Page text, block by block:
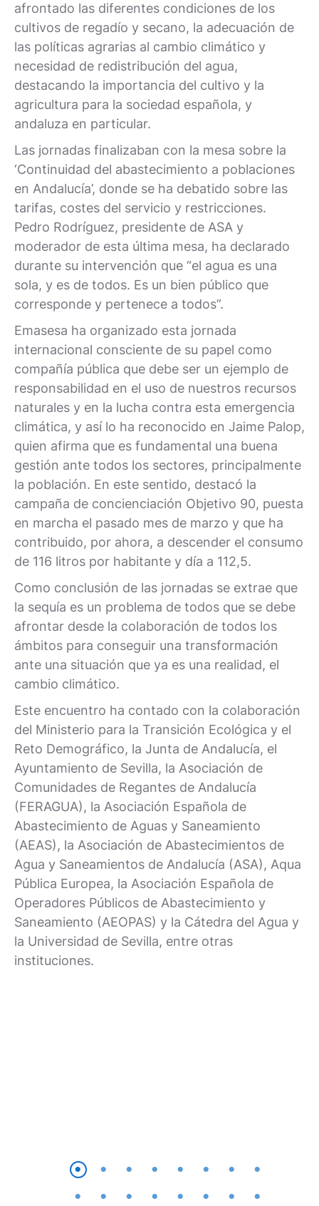
afrontado las diferentes condiciones de los
cultivos de regadío y secano, la adecuación de
las políticas agrarias al cambio climático y
necesidad de redistribución del agua,
destacando la importancia del cultivo y la
agricultura para la sociedad española, y
andaluza en particular.
Las jornadas finalizaban con la mesa sobre la
‘Continuidad del abastecimiento a poblaciones
en Andalucía’, donde se ha debatido sobre las
tarifas, costes del servicio y restricciones.
Pedro Rodríguez, presidente de ASA y
moderador de esta última mesa, ha declarado
durante su intervención que “el agua es una
sola, y es de todos. Es un bien público que
corresponde y pertenece a todos”.
Emasesa ha organizado esta jornada
internacional consciente de su papel como
compañía pública que debe ser un ejemplo de
responsabilidad en el uso de nuestros recursos
naturales y en la lucha contra esta emergencia
climática, y así lo ha reconocido en Jaime Palop,
quien afirma que es fundamental una buena
gestión ante todos los sectores, principalmente
la población. En este sentido, destacó la
campaña de concienciación Objetivo 90, puesta
en marcha el pasado mes de marzo y que ha
contribuido, por ahora, a descender el consumo
de 116 litros por habitante y día a 112,5.
Como conclusión de las jornadas se extrae que
la sequía es un problema de todos que se debe
afrontar desde la colaboración de todos los
ámbitos para conseguir una transformación
ante una situación que ya es una realidad, el
cambio climático.
Este encuentro ha contado con la colaboración
del Ministerio para la Transición Ecológica y el
Reto Demográfico, la Junta de Andalucía, el
Ayuntamiento de Sevilla, la Asociación de
Comunidades de Regantes de Andalucía
(FERAGUA), la Asociación Española de
Abastecimiento de Aguas y Saneamiento
(AEAS), la Asociación de Abastecimientos de
Agua y Saneamientos de Andalucía (ASA), Aqua
Pública Europea, la Asociación Española de
Operadores Públicos de Abastecimiento y
Saneamiento (AEOPAS) y la Cátedra del Agua y
la Universidad de Sevilla, entre otras
instituciones.